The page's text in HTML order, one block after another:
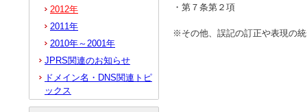
・第７条第２項
※その他、誤記の訂正や表現の
2012年
2011年
2010年～2001年
JPRS関連のお知らせ
ドメイン名・DNS関連トピ
ックス